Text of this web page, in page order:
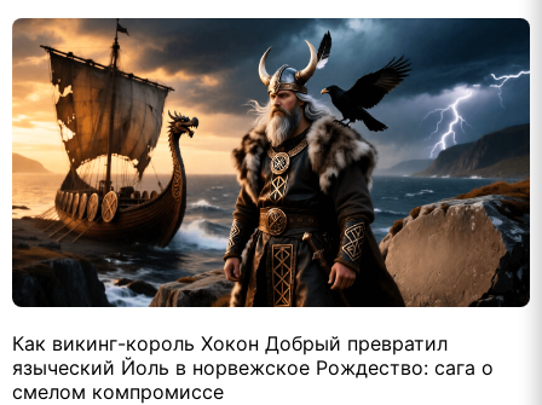
Как викинг-король Хокон Добрый превратил
языческий Йоль в норвежское Рождество: сага о
смелом компромиссе